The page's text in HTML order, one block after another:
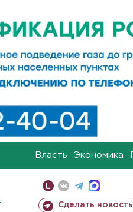
Власть Экономика
Сделать новость